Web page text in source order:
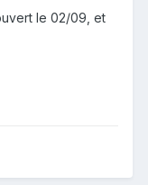
le 02/09, et